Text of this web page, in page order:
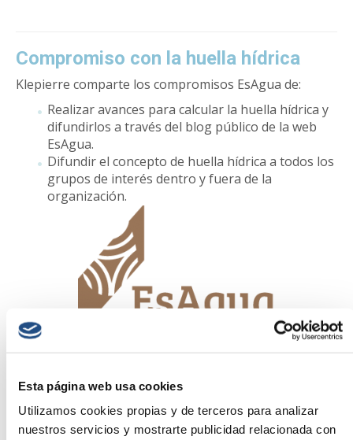
Esta página web usa cookies
Utilizamos cookies propias y de terceros para analizar
nuestros servicios y mostrarte publicidad relacionada con
Compromiso con la huella hídrica
Klepierre comparte los compromisos EsAgua de:
Realizar avances para calcular la huella hídrica y
difundirlos a través del blog público de la web
EsAgua.
Difundir el concepto de huella hídrica a todos los
grupos de interés dentro y fuera de la
organización.